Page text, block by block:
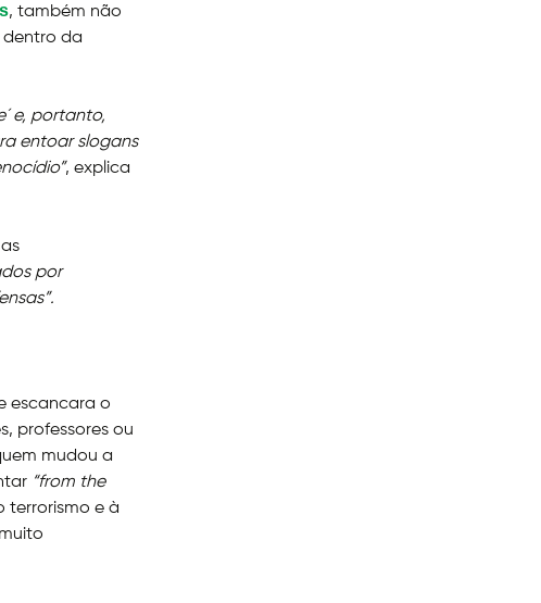
, também não
dentro da
e, portanto,
entoar slogans
, explica
por
escancara o
professores ou
mudou a
“from the
terrorismo e à